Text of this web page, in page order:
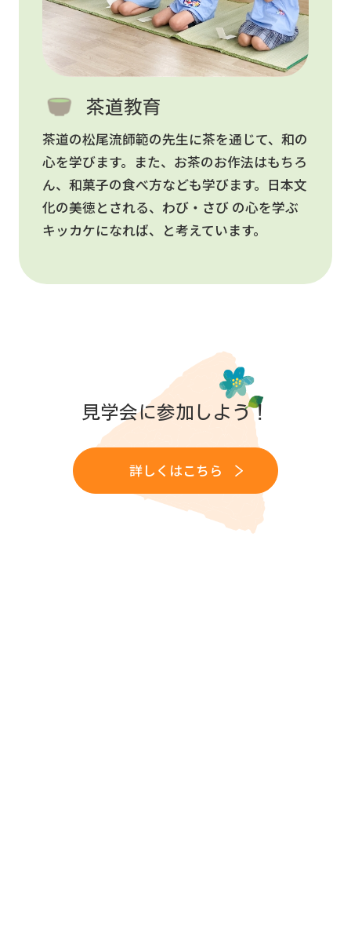
茶道教育
茶道の松尾流師範の先生に茶を通じて、和の
心を学びます。また、お茶のお作法はもちろ
ん、和菓子の食べ方なども学びます。日本文
化の美徳とされる、わび・さび の心を学ぶ
キッカケになれば、と考えています。
見学会に参加しよう！
詳しくはこちら